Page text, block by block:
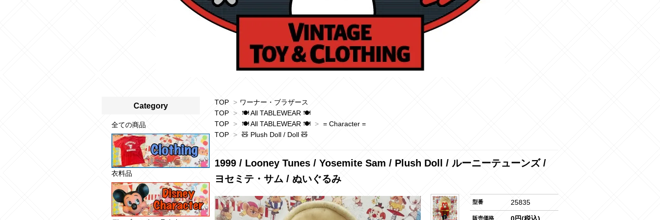
TOP > ワーナー・ブラザース
TOP >
🍽 All TABLEWEAR 🍽
TOP > 🍽 All TABLEWEAR 🍽 > = Character =
TOP > 🧸 Plush Doll / Doll 🧸
1999 / Looney Tunes / Yosemite Sam / Plush Doll / ルーニーテューンズ /
ヨセミテ・サム / ぬいぐるみ
型番 25835
販売価格
Category
全ての商品
衣料品